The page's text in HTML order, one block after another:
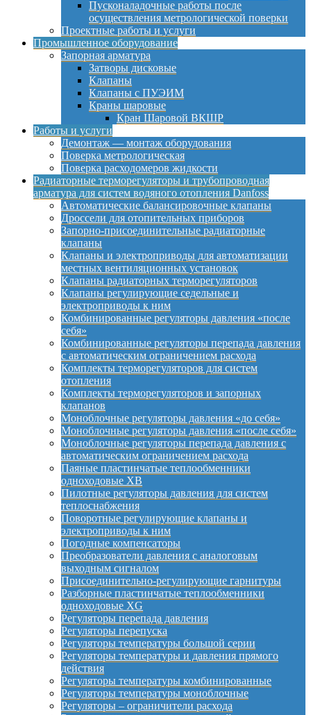
Пусконаладочные работы после
осуществления метрологической поверки
Проектные работы и услуги
Промышленное оборудование
Запорная арматура
Затворы дисковые
Клапаны
Клапаны с ПУЭИМ
Краны шаровые
Кран Шаровой ВКШР
Работы и услуги
Демонтаж — монтаж оборудования
Поверка метрологическая
Поверка расходомеров жидкости
Радиаторные терморегуляторы и трубопроводная
арматура для систем водяного отопления Danfoss
Автоматические балансировочные клапаны
Дроссели для отопительных приборов
Запорно-присоединительные радиаторные
клапаны
Клапаны и электроприводы для автоматизации
местных вентиляционных установок
Клапаны радиаторных терморегуляторов
Клапаны регулирующие седельные и
электроприводы к ним
Комбинированные регуляторы давления «после
себя»
Комбинированные регуляторы перепада давления
с автоматическим ограничением расхода
Комплекты терморегуляторов для систем
отопления
Комплекты терморегуляторов и запорных
клапанов
Моноблочные регуляторы давления «до себя»
Моноблочные регуляторы давления «после себя»
Моноблочные регуляторы перепада давления с
автоматическим ограничением расхода
Паяные пластинчатые теплообменники
одноходовые XB
Пилотные регуляторы давления для систем
теплоснабжения
Поворотные регулирующие клапаны и
электроприводы к ним
Погодные компенсаторы
Преобразователи давления с аналоговым
выходным сигналом
Присоединительно-регулирующие гарнитуры
Разборные пластинчатые теплообменники
одноходовые XG
Регуляторы перепада давления
Регуляторы перепуска
Регуляторы температуры большой серии
Регуляторы температуры и давления прямого
действия
Регуляторы температуры комбинированные
Регуляторы температуры моноблочные
Регуляторы – ограничители расхода